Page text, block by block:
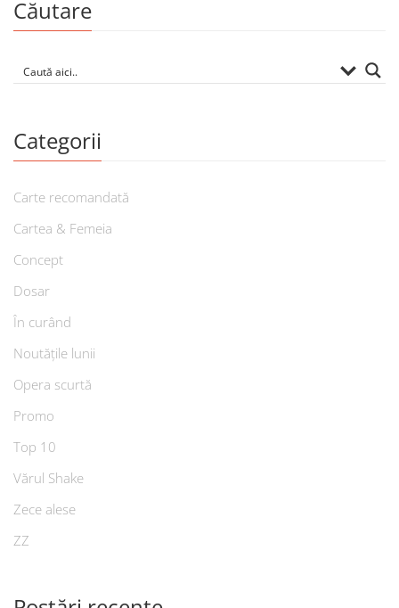
Căutare
Categorii
Carte recomandată
Cartea & Femeia
Concept
Dosar
În curând
Noutățile lunii
Opera scurtă
Promo
Top 10
Vărul Shake
Zece alese
ZZ